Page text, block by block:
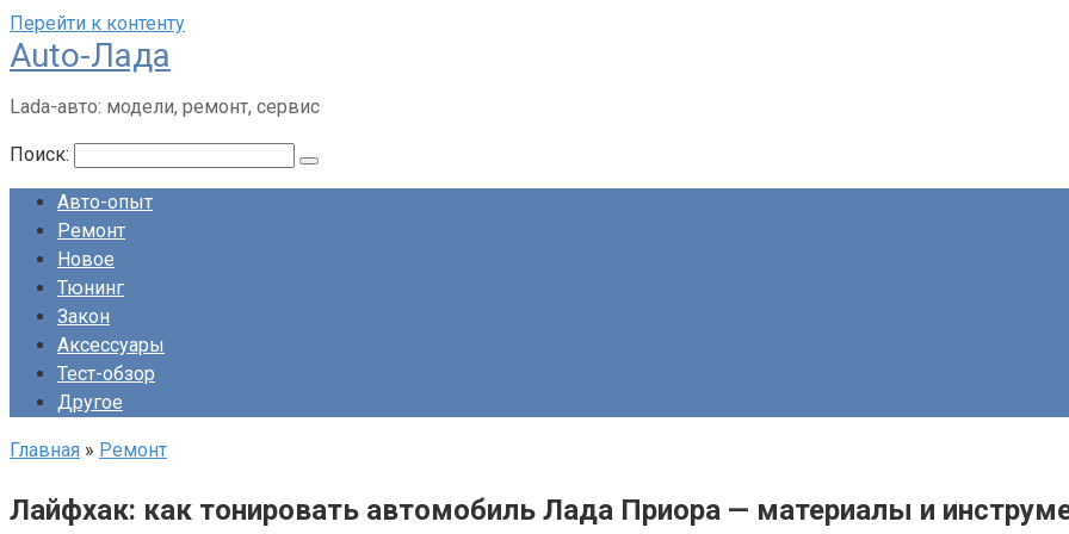
Перейти к контенту
Auto-Лада
Lada-авто: модели, ремонт, сервис
Поиск:
Авто-опыт
Ремонт
Новое
Тюнинг
Закон
Аксессуары
Тест-обзор
Другое
Главная » Ремонт
Лайфхак: как тонировать автомобиль Лада Приора — материалы и